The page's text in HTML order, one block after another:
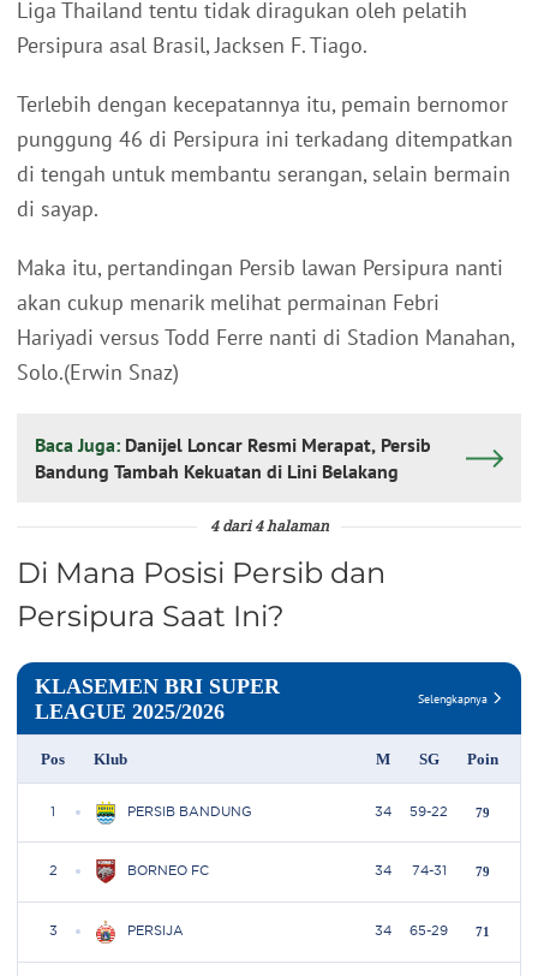
Liga Thailand tentu tidak diragukan oleh pelatih
Persipura asal Brasil, Jacksen F. Tiago.
Terlebih dengan kecepatannya itu, pemain bernomor
punggung 46 di Persipura ini terkadang ditempatkan
di tengah untuk membantu serangan, selain bermain
di sayap.
Maka itu, pertandingan Persib lawan Persipura nanti
akan cukup menarik melihat permainan Febri
Hariyadi versus Todd Ferre nanti di Stadion Manahan,
Solo.(Erwin Snaz)
Baca Juga: Danijel Loncar Resmi Merapat, Persib
Bandung Tambah Kekuatan di Lini Belakang
4 dari 4 halaman
Di Mana Posisi Persib dan
Persipura Saat Ini?